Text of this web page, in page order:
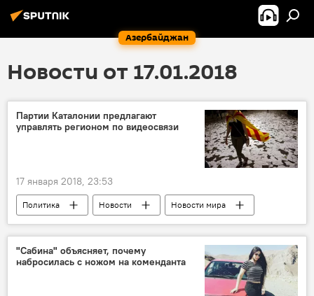
Азербайджан
Новости от 17.01.2018
Партии Каталонии предлагают
управлять регионом по видеосвязи
17 января 2018, 23:53
Политика Новости
Новости мира
Испания
Каталония
Карлес Пучдемон
"Сабина" объясняет, почему
набросилась с ножом на коменданта